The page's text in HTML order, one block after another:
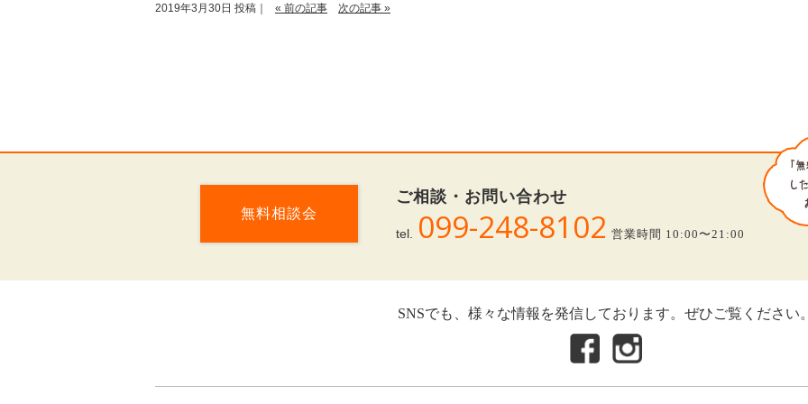
2019年3月30日 投稿｜ « 前の記事 次の記事 »
ご相談・お問い合わせ
tel. 099-248-8102 営業時間 10:00〜21:00
無料相談会
SNSでも、様々な情報を発信しております。ぜひご覧ください